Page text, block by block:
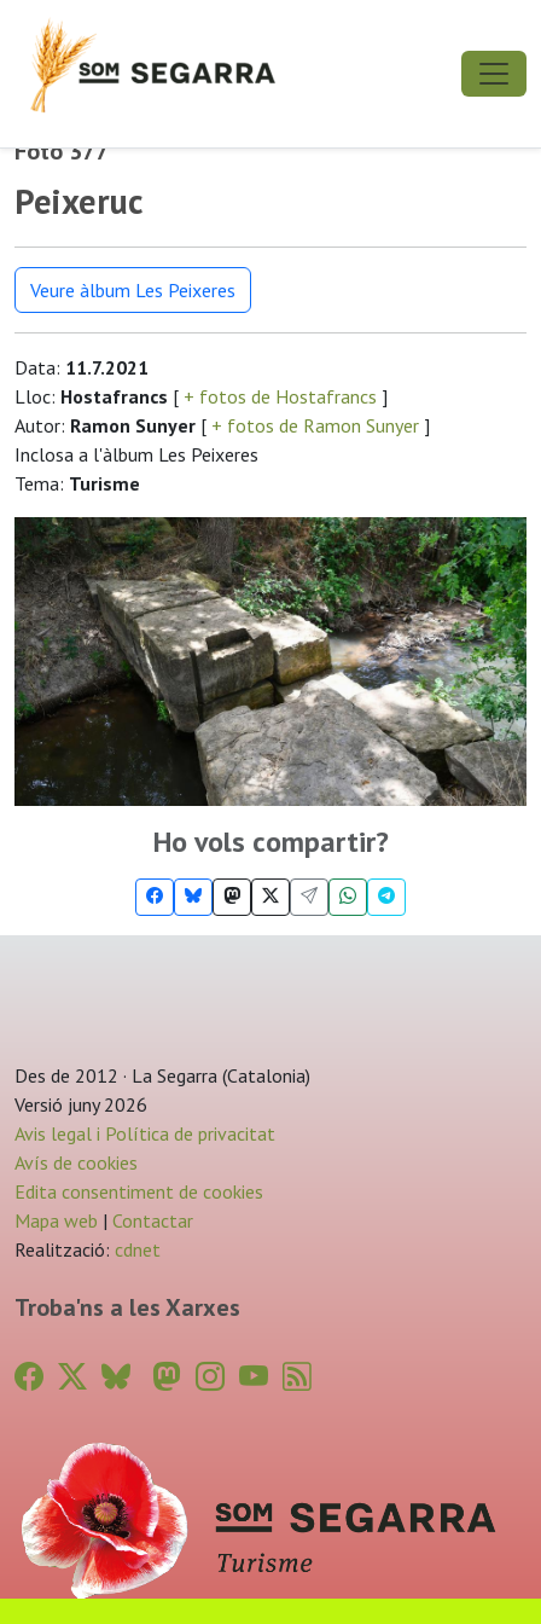
Foto 377
Peixeruc
Veure àlbum Les Peixeres
Data: 11.7.2021
Lloc: Hostafrancs [ + fotos de Hostafrancs ]
Autor: Ramon Sunyer [ + fotos de Ramon Sunyer ]
Inclosa a l'àlbum Les Peixeres
Tema: Turisme
Ho vols compartir?
Des de 2012 · La Segarra (Catalonia)
Versió juny 2026
Avis legal i Política de privacitat
Avís de cookies
Edita consentiment de cookies
Mapa web | Contactar
Realització: cdnet
Troba'ns a les Xarxes